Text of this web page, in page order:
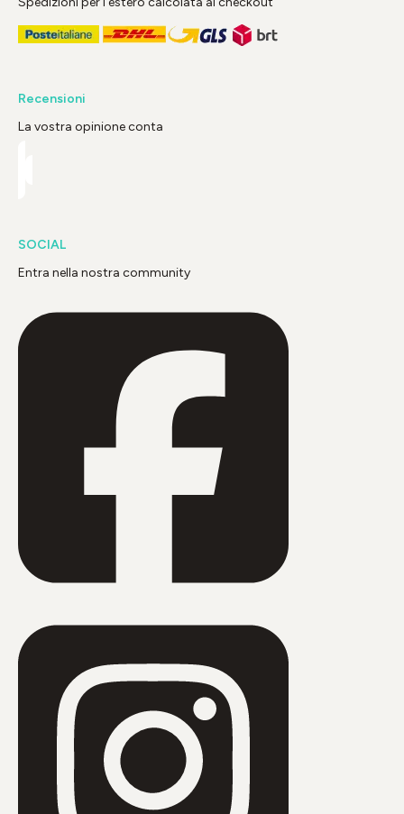
Recensioni
La vostra opinione conta
SOCIAL
Entra nella nostra community